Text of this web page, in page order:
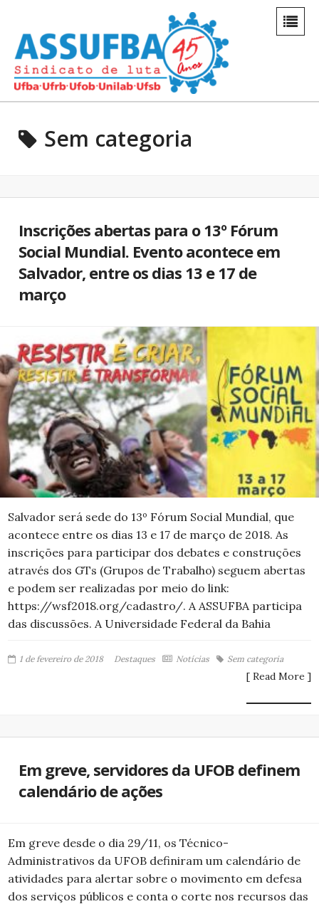
Sem categoria
Inscrições abertas para o 13º Fórum
Social Mundial. Evento acontece em
Salvador, entre os dias 13 e 17 de
março
Salvador será sede do 13º Fórum Social Mundial, que
acontece entre os dias 13 e 17 de março de 2018. As
inscrições para participar dos debates e construções
através dos GTs (Grupos de Trabalho) seguem abertas
e podem ser realizadas por meio do link:
https://wsf2018.org/cadastro/. A ASSUFBA participa
das discussões. A Universidade Federal da Bahia
1 de fevereiro de 2018 Destaques Notícias Sem categoria
[ Read More ]
Em greve, servidores da UFOB definem
calendário de ações
Em greve desde o dia 29/11, os Técnico-
Administrativos da UFOB definiram um calendário de
atividades para alertar sobre o movimento em defesa
dos serviços públicos e conta o corte nos recursos das